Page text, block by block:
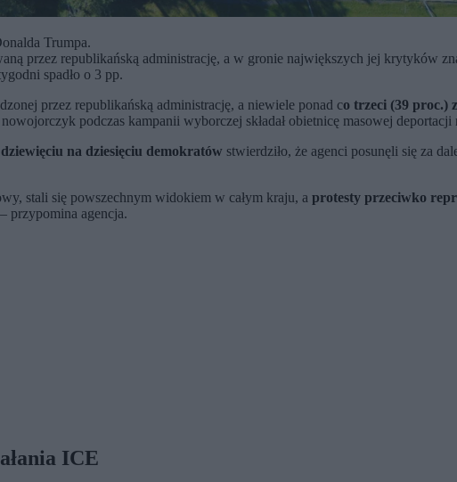
Trumpa.
przez republikańską administrację, a w gronie największych jej krytyków
spadło o 3 pp.
przez republikańską administrację, a niewiele ponad co trzeci (39 proc.)
podczas kampanii wyborczej składał obietnicę masowej
dziewięciu na dziesięciu demokratów stwierdziło, że agenci posunęli się za
stali się powszechnym widokiem w całym kraju, a protesty przeciwko
przypomina agencja.
ICE